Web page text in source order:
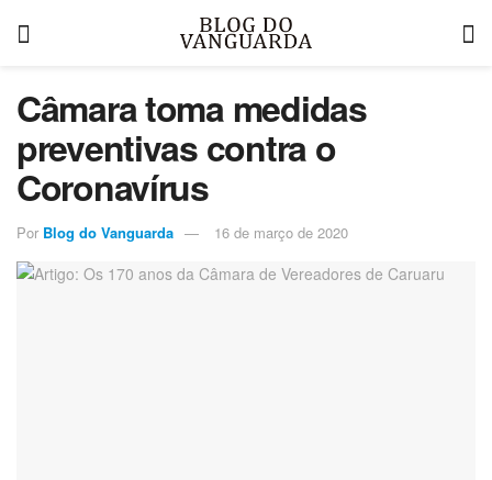
Câmara toma medidas
preventivas contra o
Coronavírus
Por Blog do Vanguarda 16 de março de 2020